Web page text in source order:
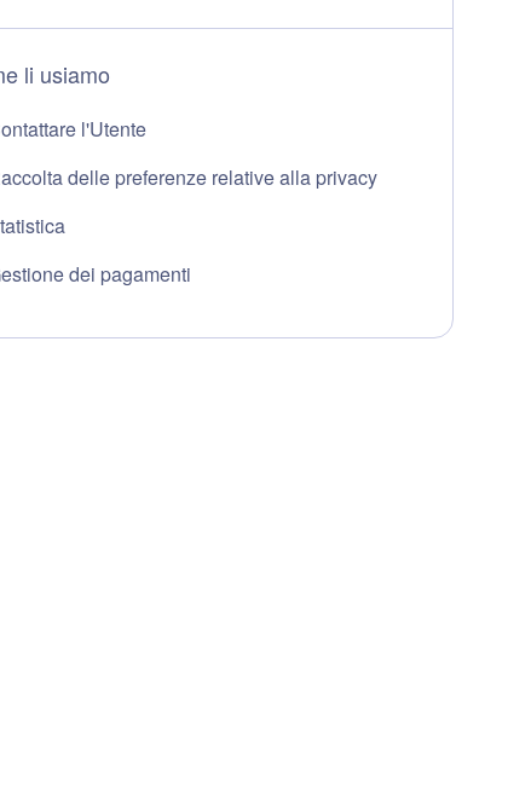
li usiamo
l'Utente
delle preferenze relative alla privacy
dei pagamenti